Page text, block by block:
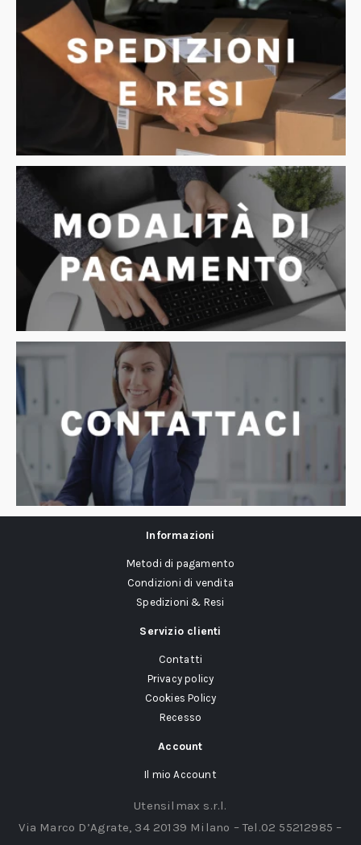
Informazioni
Metodi di pagamento
Condizioni di vendita
Spedizioni & Resi
Servizio clienti
Contatti
Privacy policy
Cookies Policy
Recesso
Account
Il mio Account
Utensilmax s.r.l.
Via Marco D’Agrate, 34 20139 Milano – Tel.02 55212985 –